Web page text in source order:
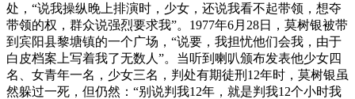
处，“说我操纵晚上排演时，少女，还说我看不起带领，想夺
带领的权，群众说强烈要求我”。1977年6月28日，莫树银被带
到宾阳县黎塘镇的一个广场，“说要，我担忧他们会我，由于
白皮档案上写着我了无数人”。当听到喇叭颁布发表他少女四
名、女青年一名，少女三名，判处有期徒刑12年时，莫树银虽
然躲过一死，但仍然：“别说判我12年，就是判我12个小时我